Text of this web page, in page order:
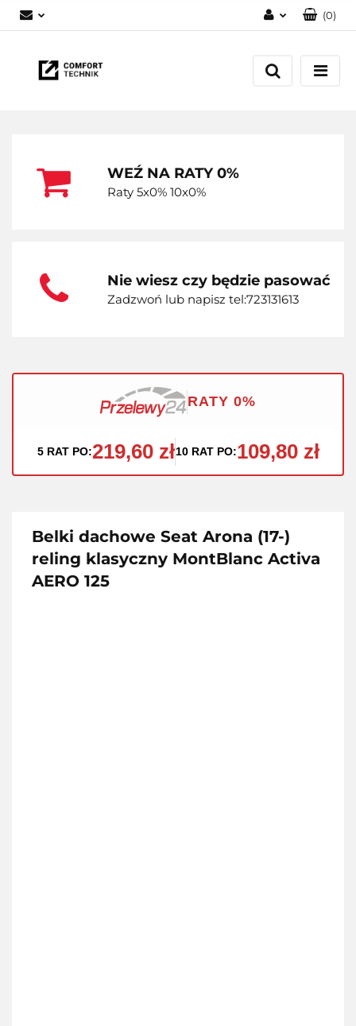
Zaloguj się
Zarejestruj się
(0)
WEŹ NA RATY 0%
Raty 5x0% 10x0%
Nie wiesz czy będzie pasować
Zadzwoń lub napisz tel:723131613
RATY 0%
5 RAT PO:219,60 zł10 RAT PO:109,80 zł
Belki dachowe Seat Arona (17-)
reling klasyczny MontBlanc Activa
AERO 125